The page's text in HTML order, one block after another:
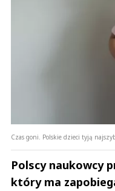
Czas goni. Polskie dzieci tyją
Polscy naukowcy
który ma